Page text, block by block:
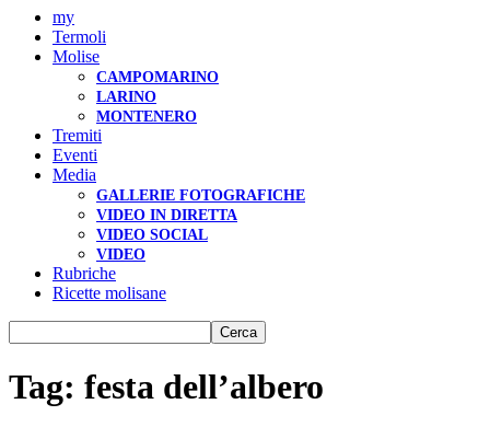
my
Termoli
Molise
CAMPOMARINO
LARINO
MONTENERO
Tremiti
Eventi
Media
GALLERIE FOTOGRAFICHE
VIDEO IN DIRETTA
VIDEO SOCIAL
VIDEO
Rubriche
Ricette molisane
Tag: festa dell’albero